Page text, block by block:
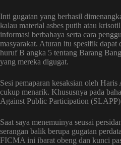
Inti gugatan yang berhasil
kalau material asbes putih atau
informasi berbahaya serta cara
masyarakat. Aturan itu spesifik dapat
huruf B angka 5 tentang Barang
yang mereka digugat.
Sesi pemaparan kesaksian oleh Haris
cukup menarik. Khususnya pada
Against Public Participation
Saat saya menemuinya seusai
serangan balik berupa gugatan
FICMA ini ibarat obeng dan kunci